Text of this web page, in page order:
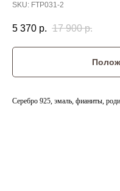
SKU: FTP031-2
5 370 р. 17 900 р.
Серебро 925, эмаль, фианиты,